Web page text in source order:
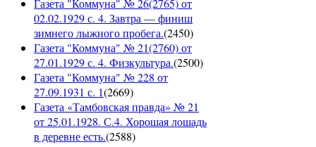
Газета "Коммуна" № 26(2765) от
02.02.1929 с. 4. Завтра — финиш
зимнего лыжного пробега.(2450)
Газета "Коммуна" № 21(2760) от
27.01.1929 с. 4. Физкультура.(2500)
Газета "Коммуна" № 228 от
27.09.1931 с. 1(2669)
Газета «Тамбовская правда» № 21
от 25.01.1928. С.4. Хорошая лошадь
в деревне есть.(2588)